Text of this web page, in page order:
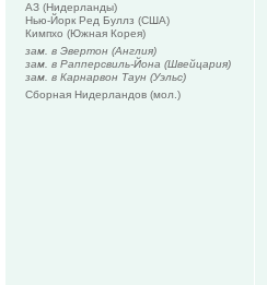
АЗ (Нидерланды)
Нью-Йорк Ред Буллз (США)
Кимпхо (Южная Корея)
зам. в Эвертон (Англия)
зам. в Рапперсвиль-Йона (Швейцария)
зам. в Карнарвон Таун (Уэльс)
Сборная Нидерландов (мол.)